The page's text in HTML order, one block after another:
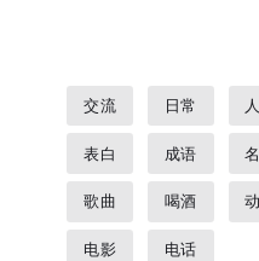
交流 日常
表白 成语
歌曲 喝酒
电影 电话